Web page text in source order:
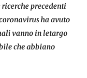
precedenti
ha avuto
vanno in letargo
che abbiano